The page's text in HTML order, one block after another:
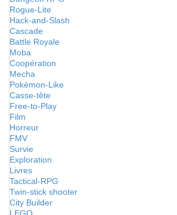
Rogue-Lite
Hack-and-Slash
Cascade
Battle Royale
Moba
Coopération
Mecha
Pokémon-Like
Casse-tête
Free-to-Play
Film
Horreur
FMV
Survie
Exploration
Livres
Tactical-RPG
Twin-stick shooter
City Builder